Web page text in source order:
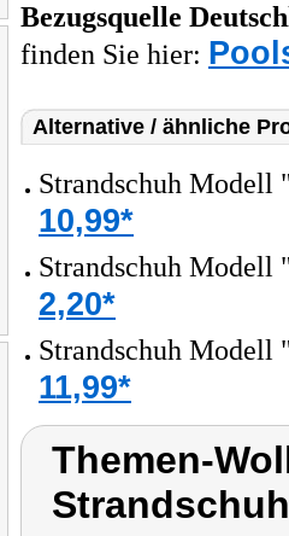
Bezugsquelle
finden Sie hier:
Alternative / ähnliche
Strandschuh
10,99*
Strandschuh
2,20*
Strandschuh Modell
11,99*
Themen-
Strandschuh